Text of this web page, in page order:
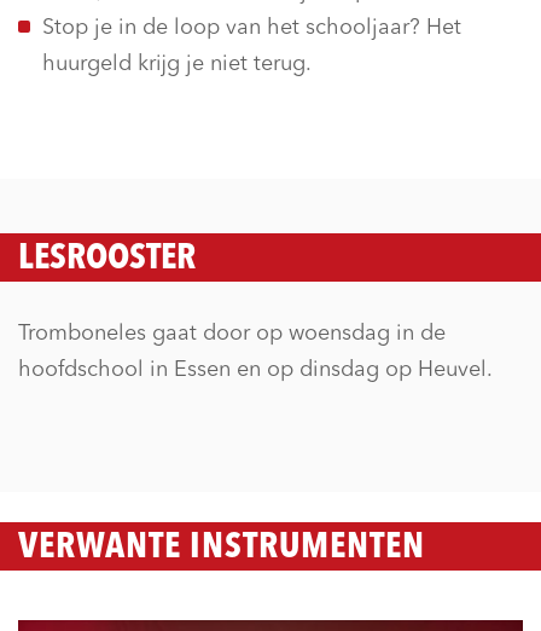
Stop je in de loop van het schooljaar? Het
huurgeld krijg je niet terug.
LESROOSTER
Tromboneles gaat door op woensdag in de
hoofdschool in Essen en op dinsdag op Heuvel.
VERWANTE INSTRUMENTEN